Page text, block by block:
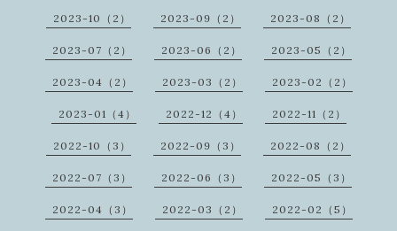
2023-10（2） 2023-09（2） 2023-08（2）
2023-07（2） 2023-06（2） 2023-05（2）
2023-04（2） 2023-03（2） 2023-02（2）
2023-01（4） 2022-12（4） 2022-11（2）
2022-10（3） 2022-09（3） 2022-08（2）
2022-07（3） 2022-06（3） 2022-05（3）
2022-04（3） 2022-03（2） 2022-02（5）